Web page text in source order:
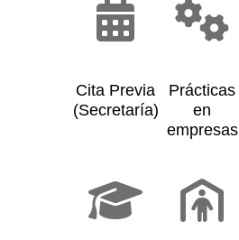
Cita Previa
(Secretaría)
Prácticas
en
empresas